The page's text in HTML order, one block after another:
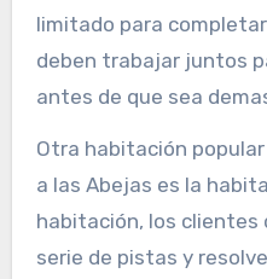
limitado para
deben trabajar juntos
antes de que sea
Otra habitación
a las Abejas es la
habitación, los clientes
serie de pistas y